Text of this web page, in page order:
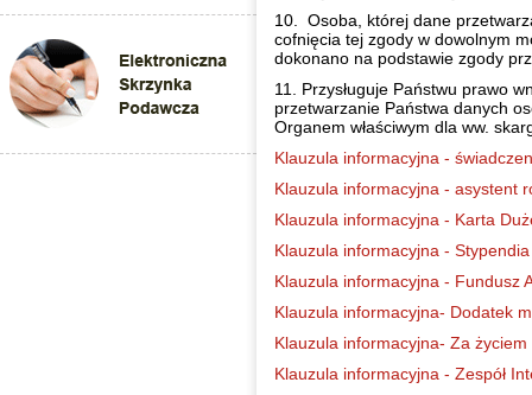
10. Osoba, której dane
cofnięcia tej zgody w dowolnym
dokonano na podstawie zgody
11. Przysługuje Państwu prawo
przetwarzanie Państwa danych
Organem właściwym dla ww.
Klauzula informacyjna -
Klauzula informacyjna - asystent
Klauzula informacyjna - Karta
Klauzula informacyjna - Stypendia
Klauzula informacyjna - Fundusz
Klauzula informacyjna- Dodatek
Klauzula informacyjna- Za życiem
Klauzula informacyjna - Zespół